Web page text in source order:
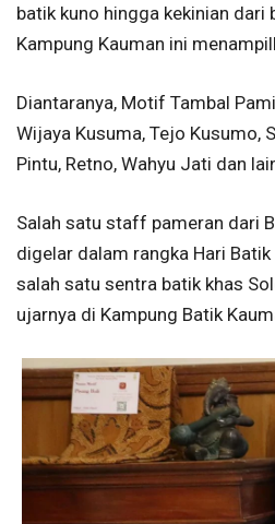
batik kuno hingga kekinian dari
Kampung Kauman ini
Diantaranya, Motif Tambal
Wijaya Kusuma, Tejo Kusumo,
Pintu, Retno, Wahyu Jati dan
Salah satu staff pameran dari
digelar dalam rangka Hari
salah satu sentra batik khas
ujarnya di Kampung Batik